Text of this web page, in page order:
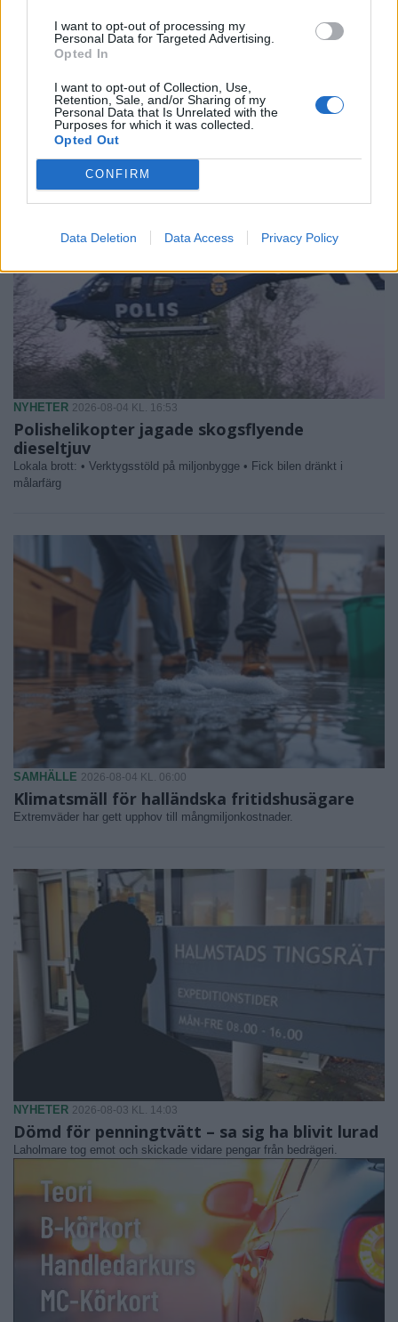
I want to opt-out of processing my
Personal Data for Targeted Advertising.
Opted In
I want to opt-out of Collection, Use,
Retention, Sale, and/or Sharing of my
Personal Data that Is Unrelated with the
Purposes for which it was collected.
Opted Out
CONFIRM
Data Deletion Data Access Privacy Policy
Våldsam brand i Laholm – radhus står i lågor
Brandmästare Andreas Randevik: "Spridningsrisken är mycket stor"
NYHETER 2026-08-04 KL. 16:53
Polishelikopter jagade skogsflyende
dieseltjuv
Lokala brott: • Verktygsstöld på miljonbygge • Fick bilen dränkt i
målarfärg
SAMHÄLLE 2026-08-04 KL. 06:00
Klimatsmäll för halländska fritidshusägare
Extremväder har gett upphov till mångmiljonkostnader.
NYHETER 2026-08-03 KL. 14:03
Dömd för penningtvätt – sa sig ha blivit lurad
Laholmare tog emot och skickade vidare pengar från bedrägeri.